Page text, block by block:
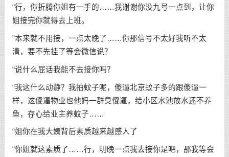
“行，你折腾你姐有一手的……我谢谢你没九号一点到，让你
姐接完你就得去上班。
”本来就不用接，一点太晚了……你那信号不太好我听不太
清，要不先挂了等会微信说？
“说什么屁话我能不去接你吗？
“我这什么动静？我拍蚊子呢，傻逼北京蚊子多的跟傻逼一
样，这傻逼物业也他妈一群臭傻逼，给小区水池放水还不养
鱼，存心给业主养蚊子……
“姐你在我大姨背后素质越来越感人了
“你姐就这素质了……行，明晚一点我去接你是吧，那我等会